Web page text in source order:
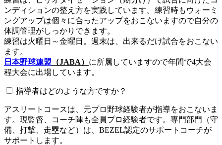
ンディションの整え方を実践しています。練習時もウォーミ
ングアップは個々に合ったアップをおこないますので自分の
体調管理がしっかりできます。
練習は火曜日～金曜日。週末は、出来るだけ試合をおこない
ます。
日本野球連盟 （JABA） に所属していますので年間で4大会
程大会に出場しています。
指導者はどのような方ですか？
アスリートコースは、元プロ野球経験者が指導をおこないま
す。現監督、コーチ陣も全員プロ経験者です。専門部門（守
備、打撃、走塁など）は、BEZEL認定のサポートコーチが
サポートします。